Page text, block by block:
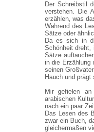
Der Schreibstil
verstehen. Die
erzählen, was
Während des
Sätze oder
Da es sich in
Schönheit dreht,
Sätze
in die Erzählung
seinen
Hauch und prägt
Mir gefielen an
arabischen
nach ein paar
Das Lesen des
zwar ein Buch,
gleichermaßen